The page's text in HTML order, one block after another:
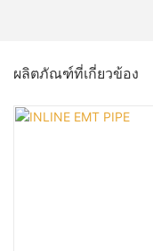
ผลิตภัณฑ์ที่เกี่ยวข้อง